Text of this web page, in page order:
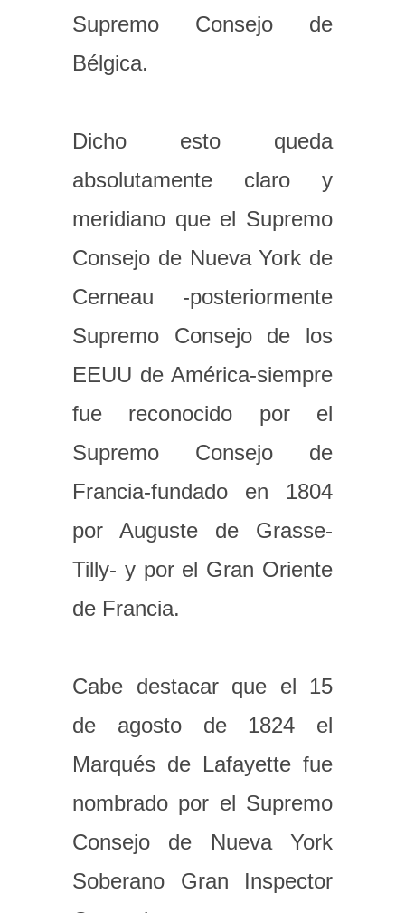
Supremo Consejo de
Bélgica.
Dicho esto queda
absolutamente claro y
meridiano que el Supremo
Consejo de Nueva York de
Cerneau -posteriormente
Supremo Consejo de los
EEUU de América-siempre
fue reconocido por el
Supremo Consejo de
Francia-fundado en 1804
por Auguste de Grasse-
Tilly- y por el Gran Oriente
de Francia.
Cabe destacar que el 15
de agosto de 1824 el
Marqués de Lafayette fue
nombrado por el Supremo
Consejo de Nueva York
Soberano Gran Inspector